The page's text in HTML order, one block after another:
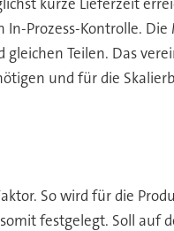
Prozess-Kontrolle.
Teilen. Das
und für die
So wird für die
festgelegt. Soll auf